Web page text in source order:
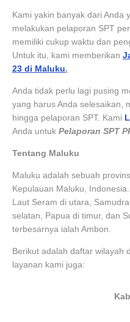
Kami yakin banyak dari Anda
melakukan pelaporan SPT
memiliki cukup waktu dan
Untuk itu, kami memberikan
23 di Maluku.
Anda tidak perlu lagi pusing
yang harus Anda selesaikan,
hingga pelaporan SPT. Kami
Anda untuk Pelaporan SPT
Tentang Maluku
Maluku adalah sebuah
Kepulauan Maluku,
Laut Seram di utara,
selatan, Papua di timur, dan
terbesarnya ialah Ambon.
Berikut adalah daftar wilayah
layanan kami juga: